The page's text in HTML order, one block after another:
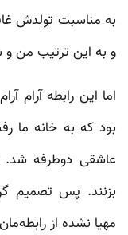
به مناسبت تولدش
و به این ترتیب من
اما این رابطه
بود که به خانه ما
عاشقی دوطرفه شد.
بزنند. پس تصمیم
مهیا نشده از